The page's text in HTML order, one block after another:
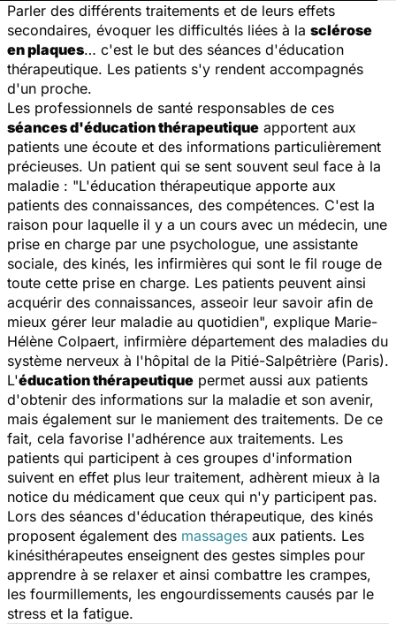
Parler des différents traitements et de leurs effets
secondaires, évoquer les difficultés liées à la sclérose
en plaques… c'est le but des séances d'éducation
thérapeutique. Les patients s'y rendent accompagnés
d'un proche.
Les professionnels de santé responsables de ces
séances d'éducation thérapeutique apportent aux
patients une écoute et des informations particulièrement
précieuses. Un patient qui se sent souvent seul face à la
maladie : "L'éducation thérapeutique apporte aux
patients des connaissances, des compétences. C'est la
raison pour laquelle il y a un cours avec un médecin, une
prise en charge par une psychologue, une assistante
sociale, des kinés, les infirmières qui sont le fil rouge de
toute cette prise en charge. Les patients peuvent ainsi
acquérir des connaissances, asseoir leur savoir afin de
mieux gérer leur maladie au quotidien", explique Marie-
Hélène Colpaert, infirmière département des maladies du
système nerveux à l'hôpital de la Pitié-Salpêtrière (Paris).
L'éducation thérapeutique permet aussi aux patients
d'obtenir des informations sur la maladie et son avenir,
mais également sur le maniement des traitements. De ce
fait, cela favorise l'adhérence aux traitements. Les
patients qui participent à ces groupes d'information
suivent en effet plus leur traitement, adhèrent mieux à la
notice du médicament que ceux qui n'y participent pas.
Lors des séances d'éducation thérapeutique, des kinés
proposent également des massages aux patients. Les
kinésithérapeutes enseignent des gestes simples pour
apprendre à se relaxer et ainsi combattre les crampes,
les fourmillements, les engourdissements causés par le
stress et la fatigue.